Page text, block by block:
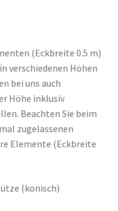
(Eckbreite 0.5 m)
verschiedenen Höhen
bei uns auch
Höhe inklusiv
Beachten Sie beim
zugelassenen
Elemente (Eckbreite
(konisch)